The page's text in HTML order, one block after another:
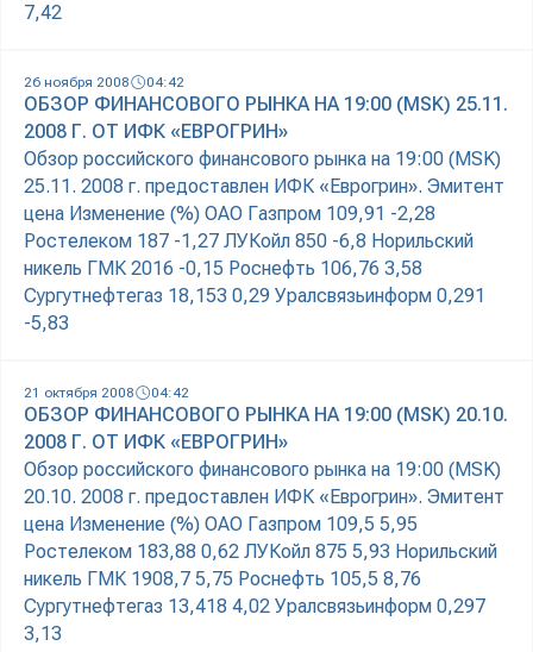
7,42
26 ноября 2008 04:42
ОБЗОР ФИНАНСОВОГО РЫНКА НА 19:00 (MSK) 25.11.
2008 Г. ОТ ИФК «ЕВРОГРИН»
Обзор российского финансового рынка на 19:00 (MSK)
25.11. 2008 г. предоставлен ИФК «Еврогрин». Эмитент
цена Изменение (%) ОАО Газпром 109,91 -2,28
Ростелеком 187 -1,27 ЛУКойл 850 -6,8 Норильский
никель ГМК 2016 -0,15 Роснефть 106,76 3,58
Сургутнефтегаз 18,153 0,29 Уралсвязьинформ 0,291
-5,83
21 октября 2008 04:42
ОБЗОР ФИНАНСОВОГО РЫНКА НА 19:00 (MSK) 20.10.
2008 Г. ОТ ИФК «ЕВРОГРИН»
Обзор российского финансового рынка на 19:00 (MSK)
20.10. 2008 г. предоставлен ИФК «Еврогрин». Эмитент
цена Изменение (%) ОАО Газпром 109,5 5,95
Ростелеком 183,88 0,62 ЛУКойл 875 5,93 Норильский
никель ГМК 1908,7 5,75 Роснефть 105,5 8,76
Сургутнефтегаз 13,418 4,02 Уралсвязьинформ 0,297
3,13